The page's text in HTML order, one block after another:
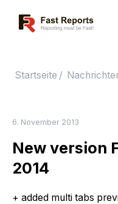
Fast Reports
Startseite /
6. November 2013
New version
2014
+ added multi tabs